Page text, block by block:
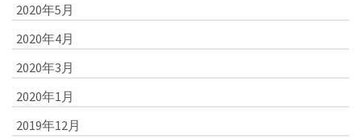
2020年5月
2020年4月
2020年3月
2020年1月
2019年12月